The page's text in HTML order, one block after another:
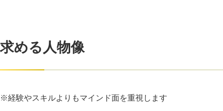
求める人物像
※経験やスキルよりもマインド面を重視します